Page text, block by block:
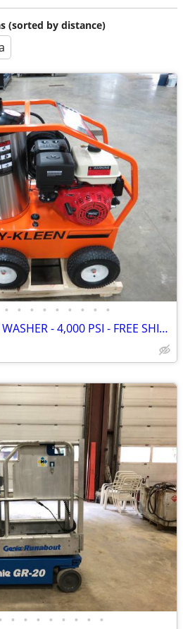
(sorted by distance)
• • • • • • • • •
HOT WATER PRESSURE WASHER - 4,000 PSI - FREE SHIPPING
• • • • • • • •